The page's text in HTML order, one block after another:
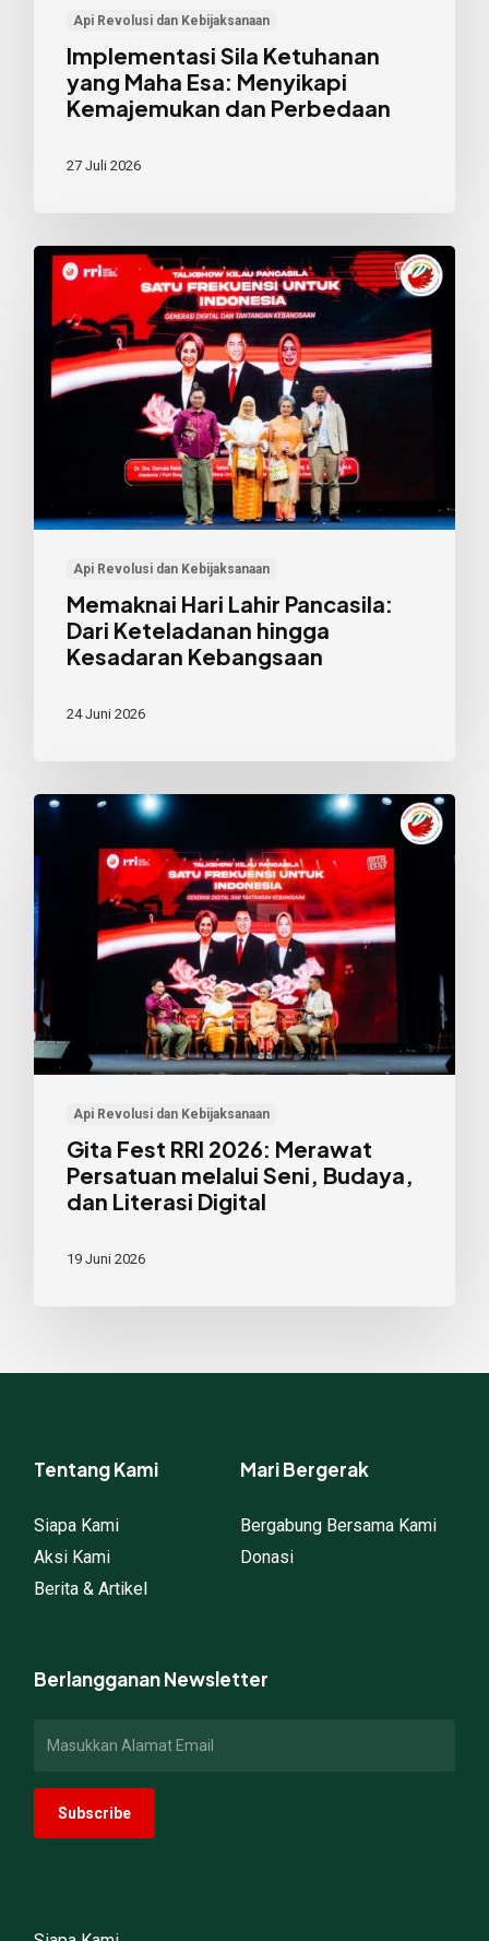
Api Revolusi dan Kebijaksanaan
Implementasi Sila Ketuhanan
yang Maha Esa: Menyikapi
Kemajemukan dan Perbedaan
27 Juli 2026
Api Revolusi dan Kebijaksanaan
Memaknai
Lahir
Pancasila:
Dari
Kebangsaan
Memaknai Hari Lahir Pancasila:
Dari Keteladanan hingga
Kesadaran Kebangsaan
24 Juni 2026
Api Revolusi dan Kebijaksanaan
Gita
2026:
Merawat
Persatuan
melalui
Seni,
Budaya,
Literasi
DigitalGita Fest RRI 2026: Merawat
Persatuan melalui Seni, Budaya,
dan Literasi Digital
19 Juni 2026
Tentang Kami
Siapa Kami
Aksi Kami
Berita & Artikel
Mari Bergerak
Bergabung Bersama Kami
Donasi
Berlangganan Newsletter